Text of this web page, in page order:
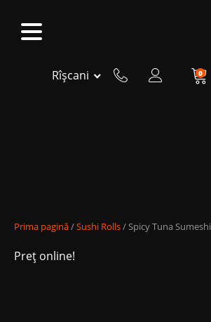
Rîșcani 0
Prima pagină/Sushi Rolls/ Spicy Tuna Sumeshi
Preț online!